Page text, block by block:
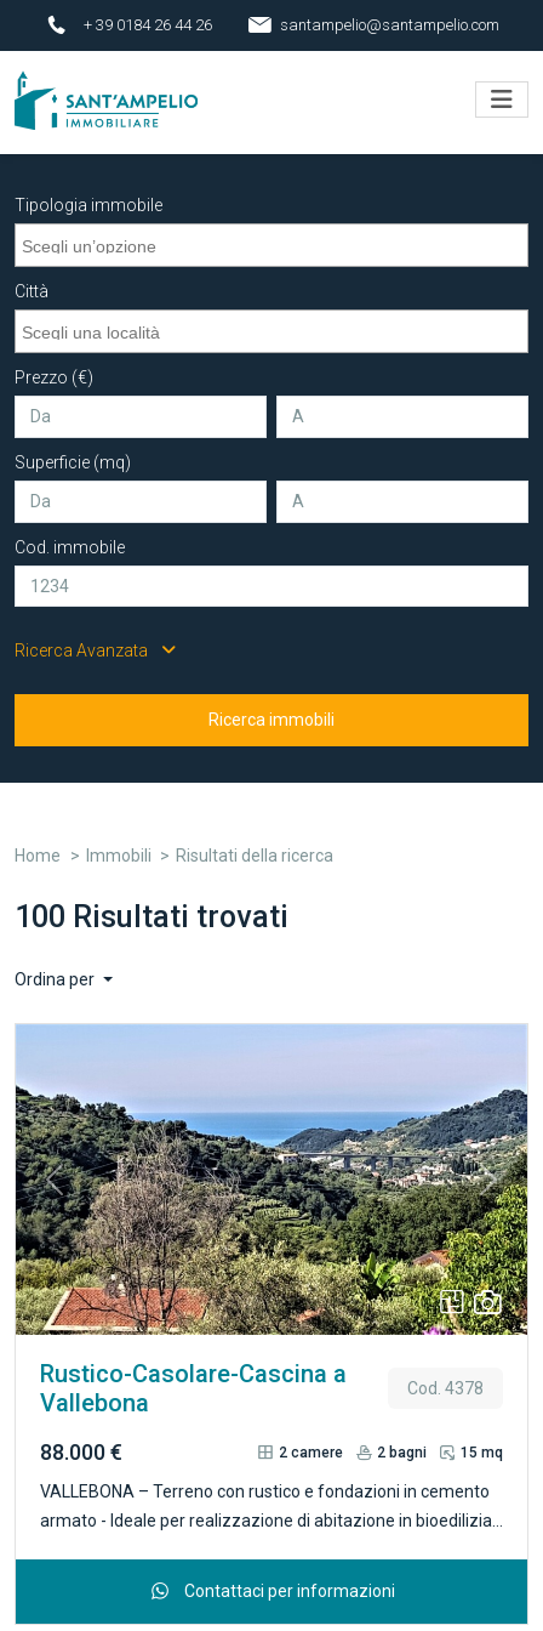
+ 39 0184 26 44 26 santampelio@santampelio.com
Tipologia immobile
Città
Prezzo (€)
Superficie (mq)
Cod. immobile
Ricerca Avanzata
Ricerca immobili
Home Immobili Risultati della ricerca
100 Risultati trovati
Ordina per
Previous Next
Rustico-Casolare-Cascina a
Vallebona
Cod. 4378
88.000 € 2camere 2 bagni 15 mq
VALLEBONA – Terreno con rustico e fondazioni in cemento
armato - Ideale per realizzazione di abitazione in bioedilizia
accessibile, proponiamo terreno di circa 5.500 mq,
Contattaci per informazioni